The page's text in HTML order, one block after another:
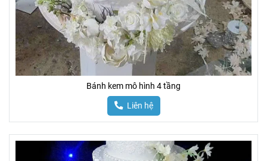
Bánh kem mô hình 4 tầng
Liên hệ